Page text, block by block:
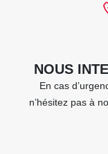
NOUS
En cas
n’hésitez pas à